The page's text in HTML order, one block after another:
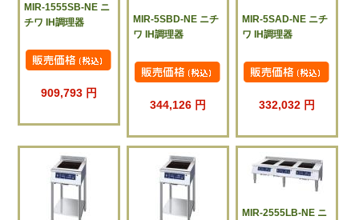
MIR-1555SB-NE ニ
チワ IH調理器
909,793 円
MIR-5SBD-NE ニチ
ワ IH調理器
344,126 円
MIR-5SAD-NE ニチ
ワ IH調理器
332,032 円
MIR-2555LB-NE ニ